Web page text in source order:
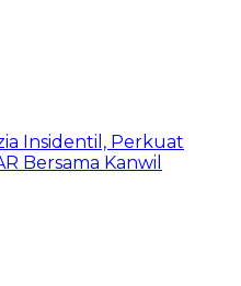
Insidentil, Perkuat
Bersama Kanwil